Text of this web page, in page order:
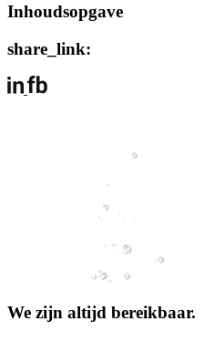
Inhoudsopgave
share_link:
We zijn altijd bereikbaar.